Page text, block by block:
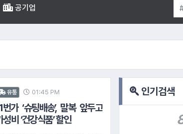
공기업
유통 01:45 PM
번가 ‘슈팅배송’, 말복 앞두고
성비 ‘건강식품’ 할인
인기검색